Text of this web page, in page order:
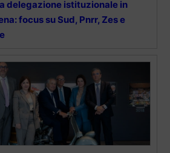
delegazione istituzionale in
focus su Sud, Pnrr, Zes e